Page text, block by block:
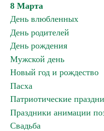
8 Марта
День влюбленных
День родителей
День рождения
Мужской день
Новый год и рождество
Пасха
Патриотические
Праздники анимации
Свадьба